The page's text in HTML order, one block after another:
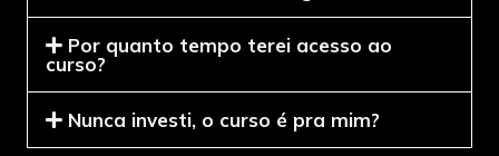
Por quanto tempo terei acesso ao
curso?
Nunca investi, o curso é pra mim?